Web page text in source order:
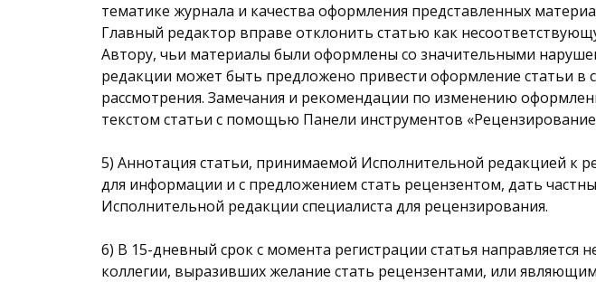
тематике журнала и качества оформления представленных
Главный редактор вправе отклонить статью как
Автору, чьи материалы были оформлены со значительными
редакции может быть предложено привести оформление статьи в
рассмотрения. Замечания и рекомендации по изменению
текстом статьи с помощью Панели инструментов
5) Аннотация статьи, принимаемой Исполнительной редакцией к
для информации и с предложением стать рецензентом, дать
Исполнительной редакции специалиста для рецензирования.
6) В 15-дневный срок с момента регистрации статья
коллегии, выразивших желание стать рецензентами, или